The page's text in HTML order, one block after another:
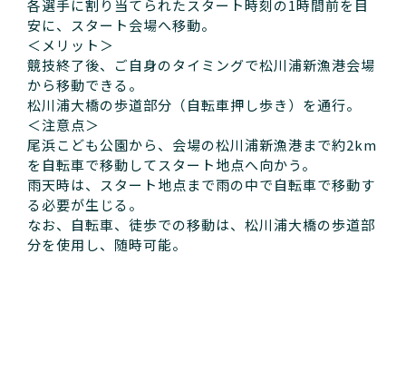
各選手に割り当てられたスタート時刻の1時間前を目
安に、スタート会場へ移動。
＜メリット＞
競技終了後、ご自身のタイミングで松川浦新漁港会場
から移動できる。
松川浦大橋の歩道部分（自転車押し歩き）を通行。
＜注意点＞
尾浜こども公園から、会場の松川浦新漁港まで約2km
を自転車で移動してスタート地点へ向かう。
雨天時は、スタート地点まで雨の中で自転車で移動す
る必要が生じる。
なお、自転車、徒歩での移動は、松川浦大橋の歩道部
分を使用し、随時可能。